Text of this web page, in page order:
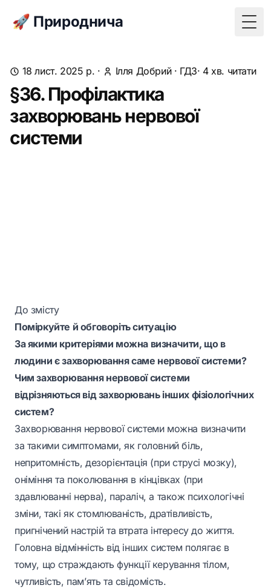
🚀 Природнича
18 лист. 2025 р. · Ілля Добрий· ГДЗ· 4 хв. читати
§36. Профілактика
захворювань нервової
системи
До змісту
Поміркуйте й обговоріть ситуацію
За якими критеріями можна визначити, що в
людини є захворювання саме нервової системи?
Чим захворювання нервової системи
відрізняються від захворювань інших фізіологічних
систем?
Захворювання нервової системи можна визначити
за такими симптомами, як головний біль,
непритомність, дезорієнтація (при струсі мозку),
оніміння та поколювання в кінцівках (при
здавлюванні нерва), параліч, а також психологічні
зміни, такі як стомлюваність, дратівливість,
пригнічений настрій та втрата інтересу до життя.
Головна відмінність від інших систем полягає в
тому, що страждають функції керування тілом,
чутливість, пам’ять та свідомість.